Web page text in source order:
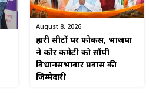
August 8, 2026
हारी सीटों पर फोकस, भाजपा
ने कोर कमेटी को सौंपी
विधानसभावार प्रवास की
जिम्मेदारी